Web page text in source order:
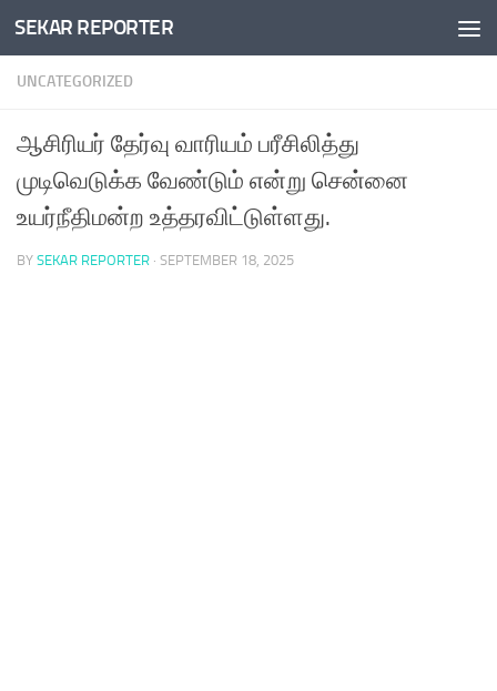
Skip to content
SEKAR REPORTER
UNCATEGORIZED
ஆசிரியர் தேர்வு வாரியம் பரீசிலித்து
முடிவெடுக்க வேண்டும் என்று சென்னை
உயர்நீதிமன்ற உத்தரவிட்டுள்ளது.
BY SEKAR REPORTER · SEPTEMBER 18, 2025